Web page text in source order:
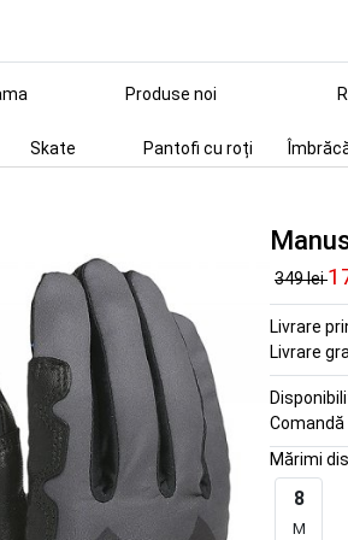
Produse noi
Skate Pantofi cu roți
349 lei
Livrare
Livrare
Mărimi
8
M